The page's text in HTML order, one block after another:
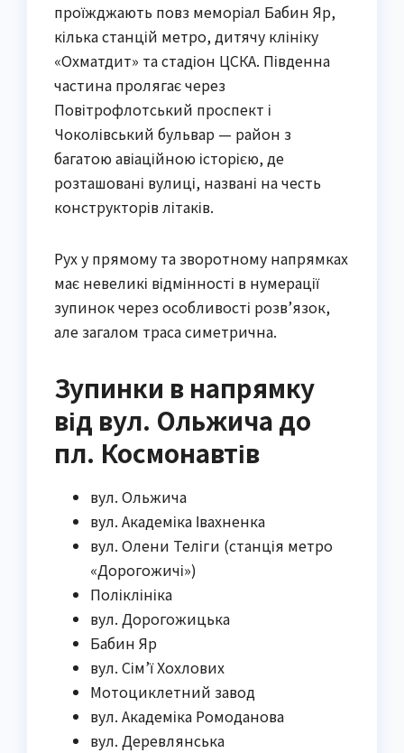
проїжджають повз меморіал Бабин Яр,
кілька станцій метро, дитячу клініку
«Охматдит» та стадіон ЦСКА. Південна
частина пролягає через
Повітрофлотський проспект і
Чоколівський бульвар — район з
багатою авіаційною історією, де
розташовані вулиці, названі на честь
конструкторів літаків.
Рух у прямому та зворотному напрямках
має невеликі відмінності в нумерації
зупинок через особливості розв’язок,
але загалом траса симетрична.
Зупинки в напрямку
від вул. Ольжича до
пл. Космонавтів
вул. Ольжича
вул. Академіка Івахненка
вул. Олени Теліги (станція метро
«Дорогожичі»)
Поліклініка
вул. Дорогожицька
Бабин Яр
вул. Сім’ї Хохлових
Мотоциклетний завод
вул. Академіка Ромоданова
вул. Деревлянська